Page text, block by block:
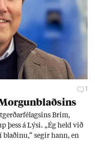
1
Brim,
þess á Lýsi. „Ég held við
blað­inu,“ seg­ir hann, en